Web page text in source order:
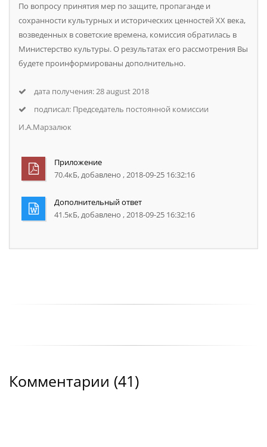
По вопросу принятия мер по защите, пропаганде и
сохранности культурных и исторических ценностей XX века,
возведенных в советские времена, комиссия обратилась в
Министерство культуры. О результатах его рассмотрения Вы
будете проинформированы дополнительно.
дата получения: 28 august 2018
подписал: Председатель постоянной комиссии
И.А.Марзалюк
Приложение
70.4кБ, добавлено , 2018-09-25 16:32:16
Дополнительный ответ
41.5кБ, добавлено , 2018-09-25 16:32:16
Комментарии (41)